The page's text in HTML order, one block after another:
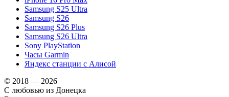
Samsung S25 Ultra
Samsung S26
Samsung S26 Plus
Samsung S26 Ultra
Sony PlayStation
Часы Garmin
Яндекс станции с Алисой
© 2018 — 2026
С любовью из Донецка